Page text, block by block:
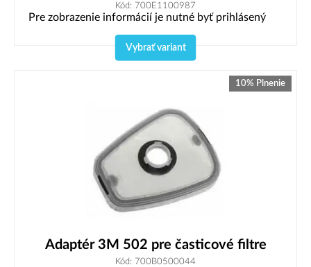
Kód: 700E1100987
Pre zobrazenie informácií je nutné byť prihlásený
Vybrať variant
10% Plnenie
Adaptér 3M 502 pre časticové filtre
Kód: 700B0500044